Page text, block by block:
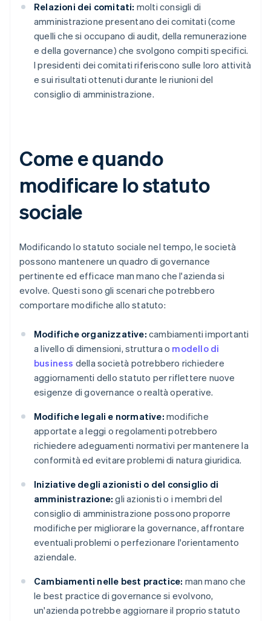
Relazioni dei comitati: molti consigli di
amministrazione presentano dei comitati (come
quelli che si occupano di audit, della remunerazione
e della governance) che svolgono compiti specifici.
I presidenti dei comitati riferiscono sulle loro attività
e sui risultati ottenuti durante le riunioni del
consiglio di amministrazione.
Come e quando
modificare lo statuto
sociale
Modificando lo statuto sociale nel tempo, le società
possono mantenere un quadro di governance
pertinente ed efficace man mano che l'azienda si
evolve. Questi sono gli scenari che potrebbero
comportare modifiche allo statuto:
Modifiche organizzative: cambiamenti importanti
a livello di dimensioni, struttura o modello di
business della società potrebbero richiedere
aggiornamenti dello statuto per riflettere nuove
esigenze di governance o realtà operative.
Modifiche legali e normative: modifiche
apportate a leggi o regolamenti potrebbero
richiedere adeguamenti normativi per mantenere la
conformità ed evitare problemi di natura giuridica.
Iniziative degli azionisti o del consiglio di
amministrazione: gli azionisti o i membri del
consiglio di amministrazione possono proporre
modifiche per migliorare la governance, affrontare
eventuali problemi o perfezionare l'orientamento
aziendale.
Cambiamenti nelle best practice: man mano che
le best practice di governance si evolvono,
un'azienda potrebbe aggiornare il proprio statuto